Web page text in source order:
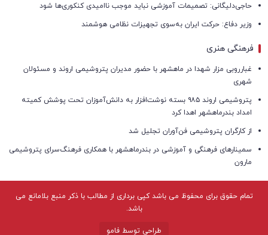
حاجی‌دلیگانی: تصمیمات آموزشی نباید موجب ناامیدی کنکوری‌ها شود
وزیر دفاع: حرکت ایران به‌سوی تجهیزات نظامی هوشمند
فرهنگی هنری
غبارروبی مزار شهدا در ماهشهر با حضور مدیران پتروشیمی اروند و مسئولان
شهری
پتروشیمی اروند ۹۸۵ بسته نوشت‌افزار به دانش‌آموزان تحت پوشش کمیته
امداد بندرماهشهر اهدا کرد
از کارگران پتروشیمی فن‌آوران تجلیل شد
سمینارهای فرهنگی و آموزشی در بندرماهشهر با همکاری فرهنگ‌سرای پتروشیمی
مارون
تمام حقوق برای محفوظ می باشد کپی برداری از مطالب با ذکر منبع بلامانع می
باشد.
طراحی توسط فامو